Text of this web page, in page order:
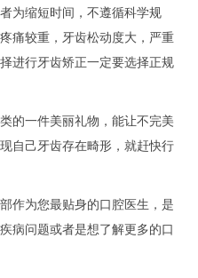
为缩短时间，不遵循科学规
痛较重，牙齿松动度大，严重
进行牙齿矫正一定要选择正规
的一件美丽礼物，能让不完美
自己牙齿存在畸形，就赶快行
作为您最贴身的口腔医生，是
病问题或者是想了解更多的口